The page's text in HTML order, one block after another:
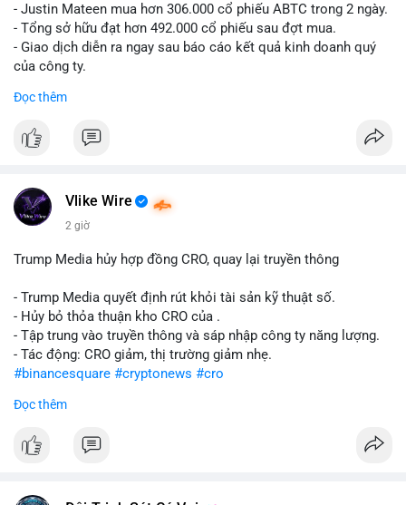
- Justin Mateen mua hơn 306.000 cổ phiếu ABTC trong 2 ngày.
- Tổng sở hữu đạt hơn 492.000 cổ phiếu sau đợt mua.
- Giao dịch diễn ra ngay sau báo cáo kết quả kinh doanh quý
của công ty.
#abtc #cryptonews
$btc $eth
📰 Nguồn: CoinDesk
Đọc thêm
Vlike Wire
2 giờ
Trump Media hủy hợp đồng CRO, quay lại truyền thông
- Trump Media quyết định rút khỏi tài sản kỹ thuật số.
- Hủy bỏ thỏa thuận kho CRO của .
- Tập trung vào truyền thông và sáp nhập công ty năng lượng.
- Tác động: CRO giảm, thị trường giảm nhẹ.
#binancesquare #cryptonews #cro
$cro
#vlikevn #titanbot
Đọc thêm